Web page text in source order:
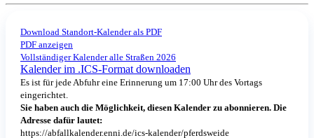
Download Standort-Kalender als PDF
PDF anzeigen
Vollständiger Kalender alle Straßen 2026
Kalender im .ICS-Format downloaden
Es ist für jede Abfuhr eine Erinnerung um 17:00 Uhr des Vortags
eingerichtet.
Sie haben auch die Möglichkeit, diesen Kalender zu abonnieren. Die
Adresse dafür lautet:
https://abfallkalender.enni.de/ics-kalender/pferdsweide